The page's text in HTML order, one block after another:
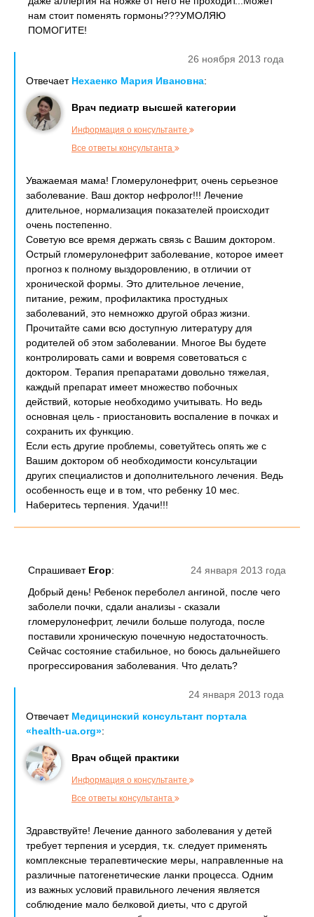
нам стоит поменять гормоны???УМОЛЯЮ
ПОМОГИТЕ!
26 ноября 2013 года
Отвечает Нехаенко Мария Ивановна:
Врач педиатр высшей категории
Информация о консультанте
Все ответы консультанта
Уважаемая мама! Гломерулонефрит, очень серьезное
заболевание. Ваш доктор нефролог!!! Лечение
длительное, нормализация показателей происходит
очень постепенно.
Советую все время держать связь с Вашим доктором.
Острый гломерулонефрит заболевание, которое имеет
прогноз к полному выздоровлению, в отличии от
хронической формы. Это длительное лечение,
питание, режим, профилактика простудных
заболеваний, это немножко другой образ жизни.
Прочитайте сами всю доступную литературу для
родителей об этом заболевании. Многое Вы будете
контролировать сами и вовремя советоваться с
доктором. Терапия препаратами довольно тяжелая,
каждый препарат имеет множество побочных
действий, которые необходимо учитывать. Но ведь
основная цель - приостановить воспаление в почках и
сохранить их функцию.
Если есть другие проблемы, советуйтесь опять же с
Вашим доктором об необходимости консультации
других специалистов и дополнительного лечения. Ведь
особенность еще и в том, что ребенку 10 мес.
Наберитесь терпения. Удачи!!!
24 января 2013 года
Спрашивает Егор:
Добрый день! Ребенок переболел ангиной, после чего
заболели почки, сдали анализы - сказали
гломерулонефрит, лечили больше полугода, после
поставили хроническую почечную недостаточность.
Сейчас состояние стабильное, но боюсь дальнейшего
прогрессирования заболевания. Что делать?
24 января 2013 года
Отвечает Медицинский консультант портала
«health-ua.org»:
Врач общей практики
Информация о консультанте
Все ответы консультанта
Здравствуйте! Лечение данного заболевания у детей
требует терпения и усердия, т.к. следует применять
комплексные терапевтические меры, направленные на
различные патогенетические ланки процесса. Одним
из важных условий правильного лечения является
соблюдение мало белковой диеты, что с другой